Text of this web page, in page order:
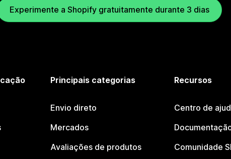
Experimente a Shopify gratuitamente durante 3 dias
Principais categorias
Envio direto
Mercados
Avaliações de produtos
Recursos
Centro de
Comunidade